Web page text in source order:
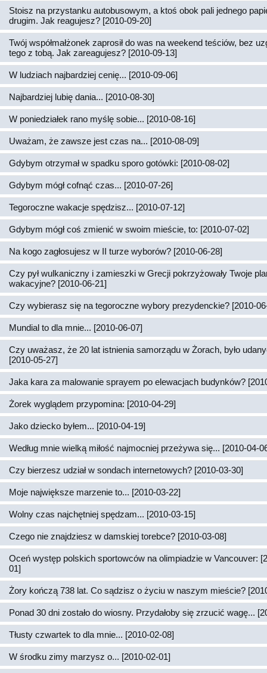
Stoisz na przystanku autobusowym, a ktoś obok pali jednego
drugim. Jak reagujesz? [2010-09-20]
Twój współmałżonek zaprosił do was na weekend teściów, bez
tego z tobą. Jak zareagujesz? [2010-09-13]
W ludziach najbardziej cenię... [2010-09-06]
Najbardziej lubię dania... [2010-08-30]
W poniedziałek rano myślę sobie... [2010-08-16]
Uważam, że zawsze jest czas na... [2010-08-09]
Gdybym otrzymał w spadku sporo gotówki: [2010-08-02]
Gdybym mógł cofnąć czas... [2010-07-26]
Tegoroczne wakacje spędzisz... [2010-07-12]
Gdybym mógł coś zmienić w swoim mieście, to: [2010-07-02]
Na kogo zagłosujesz w II turze wyborów? [2010-06-28]
Czy pył wulkaniczny i zamieszki w Grecji pokrzyżowały Twoje
wakacyjne? [2010-06-21]
Czy wybierasz się na tegoroczne wybory prezydenckie? [2010-
Mundial to dla mnie... [2010-06-07]
Czy uważasz, że 20 lat istnienia samorządu w Żorach, było
[2010-05-27]
Jaka kara za malowanie sprayem po elewacjach budynków?
Żorek wyglądem przypomina: [2010-04-29]
Jako dziecko byłem... [2010-04-19]
Według mnie wielką miłość najmocniej przeżywa się... [2010-04-
Czy bierzesz udział w sondach internetowych? [2010-03-30]
Moje największe marzenie to... [2010-03-22]
Wolny czas najchętniej spędzam... [2010-03-15]
Czego nie znajdziesz w damskiej torebce? [2010-03-08]
Oceń występ polskich sportowców na olimpiadzie w Vancouver:
01]
Żory kończą 738 lat. Co sądzisz o życiu w naszym mieście?
Ponad 30 dni zostało do wiosny. Przydałoby się zrzucić wagę...
Tłusty czwartek to dla mnie... [2010-02-08]
W środku zimy marzysz o... [2010-02-01]